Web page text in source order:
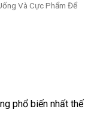
phổ biến nhất thế
Và Cực Phẩm Để